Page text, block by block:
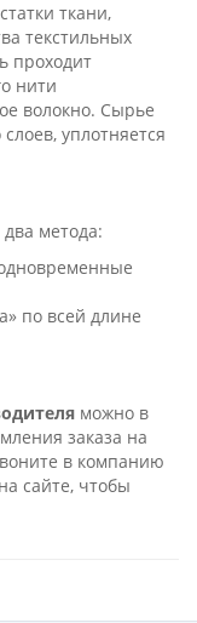
ткани,
текстильных
проходит
нити
волокно. Сырье
уплотняется
метода:
по всей длине
можно в
заказа на
в компанию
сайте, чтобы